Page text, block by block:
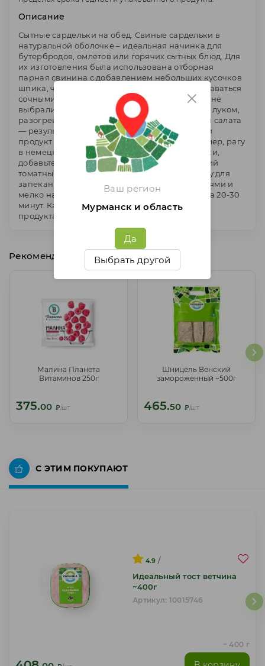
Ваш регион
Мурманск и область
Да
Выбрать другой
Описание
Сытные сардельки на обед. Свиные сардельки в
натуральной оболочке – идеальная начинка для
бутербродов, омлетов или горячих сытных блюд. Для
их изготовления была использована отборная
парная свинина с добавлением небольших кусочков
шпика, что позволяет свиным сарделькам оставаться
сочными, какой способ приготовления вы бы не
выбрали.. Обжарьте их на сковороде вместе с луком,
разогрейте в микроволновке или сварите для салата
— результат будет превосходным. Этот мясной
продукт входит в состав многих блюд. Например, рагу
в немецком стиле. Нарежьте свиные сардельки,
добавьте их вместе с белой фасолью в кипящий
томатный соус. Переложите заготовку в форму для
запекания, присыпьте панировочными сухарями и
мелко натертым сыром, отправьте в духовку на 20-30
минут. Категория Б. В упаковке 4 - 6 штук. Вес
продукта от 550 до 750г.
Рекомендуем
Малина Планета Витаминов
250г
375.00 ₽/шт
Малина Планета
Витаминов 250г
375.00 ₽/шт
Шницель Венский
замороженный ~500г
465.50 ₽/шт
Шницель Венский
замороженный ~500г
465.50 ₽/шт
С ЭТИМ ПОКУПАЮТ
4.9 /
Идеальный тост ветчина
~400г
Артикул: 10015746
~ 400 г